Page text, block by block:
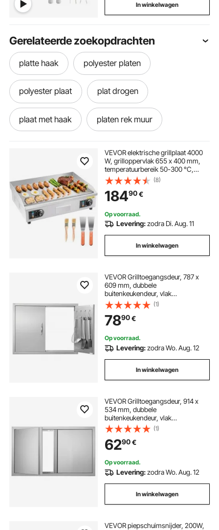
In winkelwagen
Gerelateerde zoekopdrachten
platte haak polyester platen
polyester plaat plat drogen
plaat met haak platen rek muur
ijzeren plaat ijzeren platen
kantoor plate platen display
warmte platen
VEVOR elektrische grillplaat 4000
W, grilloppervlak 655 x 400 mm,
temperatuurbereik 50-300 °C,
roestvrijstalen gastrogrillplaat
(behuizing), tafelmodel grillplaat
met 2 spatels, 2 borstels en 4
voetjes voor steaks en barbecue.
Stekker niet inbegrepen.
(8)
18490€
Op voorraad.
Levering:zodra Di. Aug. 11
In winkelwagen
VEVOR Grilltoegangsdeur, 787 x
609 mm, dubbele
buitenkeukendeur, vlak
gemonteerde roestvrijstalen deur,
dubbelwandige verticale deur met
handgrepen en haken, voor grill-
eiland, grillstation, buitenkast
(1)
7890€
Op voorraad.
Levering:zodra Wo. Aug. 12
In winkelwagen
VEVOR Grilltoegangsdeur, 914 x
534 mm, dubbele
buitenkeukendeur, vlak
gemonteerde roestvrijstalen deur,
verticale wanddeur met intrekbare
handgrepen, voor grill-eiland,
grillstation, buitenkast
(1)
6290€
Op voorraad.
Levering:zodra Wo. Aug. 12
In winkelwagen
VEVOR piepschuimsnijder, 200W,